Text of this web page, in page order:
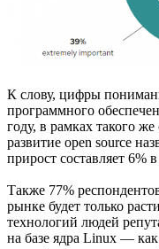
К слову, цифры
программного
году, в рамках такого
развитие open source
прирост составляет 6%
Также 77%
рынке будет только
технологий людей
на базе ядра Linux —